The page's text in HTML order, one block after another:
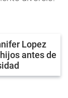
Lopez
antes de